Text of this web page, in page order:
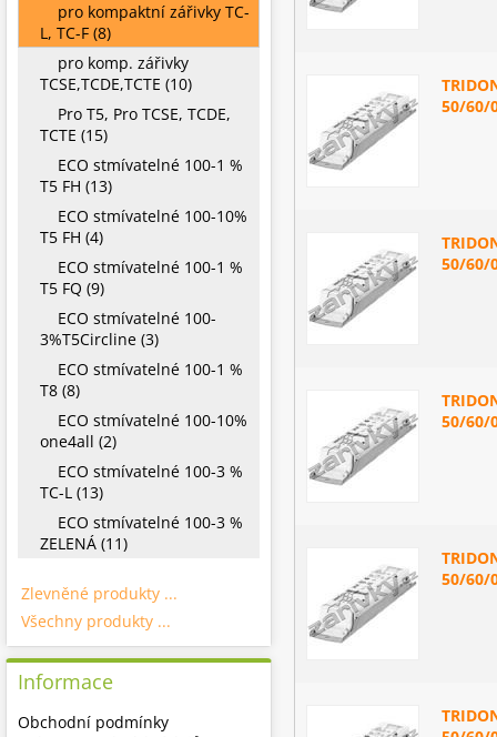
50/60/
50/60/
50/60/
50/60/
pro kompaktní zářivky TC-
L, TC-F (8)
pro komp. zářivky
TCSE,TCDE,TCTE (10)
Pro T5, Pro TCSE, TCDE,
TCTE (15)
ECO stmívatelné 100-1 %
T5 FH (13)
ECO stmívatelné 100-10%
T5 FH (4)
ECO stmívatelné 100-1 %
T5 FQ (9)
ECO stmívatelné 100-
3%T5Circline (3)
ECO stmívatelné 100-1 %
T8 (8)
ECO stmívatelné 100-10%
one4all (2)
ECO stmívatelné 100-3 %
TC-L (13)
ECO stmívatelné 100-3 %
ZELENÁ (11)
Zlevněné produkty ...
Všechny produkty ...
Informace
Obchodní podmínky